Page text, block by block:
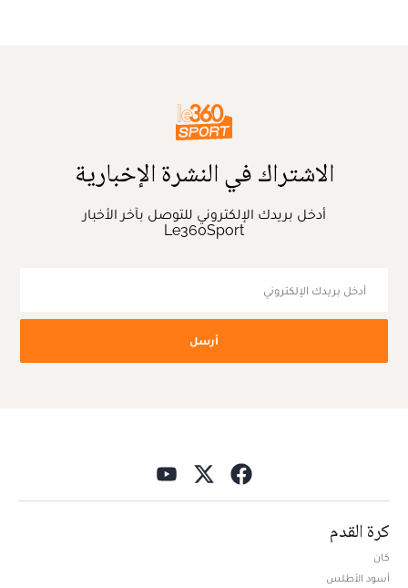
الاشتراك في النشرة الإخبارية
أدخل بريدك الإلكتروني للتوصل بآخر الأخبار
Le360Sport
أرسل
كرة القدم
كان
أسود الأطلس